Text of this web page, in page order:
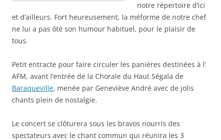
notre répertoire d’ici
et d’ailleurs. Fort heureusement, la méforme de notre chef
ne lui a pas ôté son humour habituel, pour le plaisir de
tous.
Petit entracte pour faire circuler les panières destinées à l’
AFM, avant l’entrée de la Chorale du Haut Ségala de
Baraqueville, menée par Geneviève André avec de jolis
chants plein de nostalgie.
Le concert se clôturera sous les bravos nourris des
spectateurs avec le chant commun qui réunira les 3